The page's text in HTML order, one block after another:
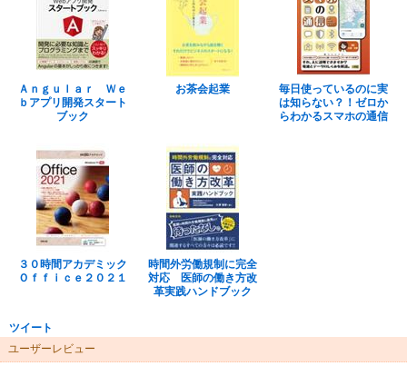
Ａｎｇｕｌａｒ Ｗｅ
ｂアプリ開発スタート
ブック
お茶会起業
毎日使っているのに実
は知らない？！ゼロか
らわかるスマホの通信
３０時間アカデミック
Ｏｆｆｉｃｅ２０２１
時間外労働規制に完全
対応 医師の働き方改
革実践ハンドブック
ツイート
ユーザーレビュー